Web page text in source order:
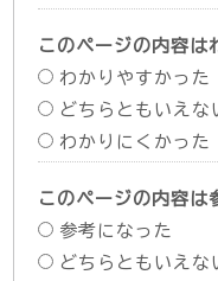
このページの内容は
わかりやすかった
どちらともいえな
わかりにくかった
このページの内容は
参考になった
どちらともいえな